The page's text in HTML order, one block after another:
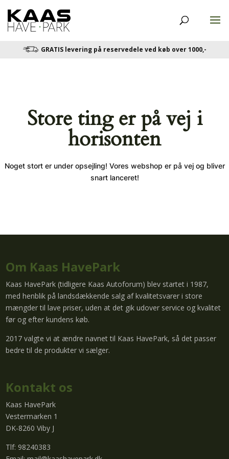
GRATIS levering på reservedele ved køb over 1000,-
Store ting er på vej i
horisonten
Noget stort er under opsejling! Vores webshop er på vej og bliver
snart lanceret!
Om Kaas HavePark
Kaas HavePark (tidligere Kaas Autoforum) blev startet i 1987,
med henblik på landsdækkende salg af kvalitetsvarer i store
mængder til lave priser, uden at det gik udover service og kvalitet
før og efter kundens køb.
2017 valgte vi at ændre navnet til Kaas HavePark, så det passer
bedre til de produkter vi sælger.
Kontakt os
Kaas HavePark
Vestermarken 1
DK-8260 Viby J
Tlf: 98240383